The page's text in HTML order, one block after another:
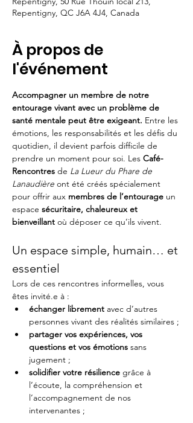
Repentigny, QC J6A 4J4, Canada
À propos de
l'événement
Accompagner un membre de notre
entourage vivant avec un problème de
santé mentale peut être exigeant. Entre les
émotions, les responsabilités et les défis du
quotidien, il devient parfois difficile de
prendre un moment pour soi. Les Café-
Rencontres de La Lueur du Phare de
Lanaudière ont été créés spécialement
pour offrir aux membres de l’entourage un
espace sécuritaire, chaleureux et
bienveillant où déposer ce qu’ils vivent.
Un espace simple, humain… et
essentiel
Lors de ces rencontres informelles, vous
êtes invité.e à :
échanger librement avec d’autres
personnes vivant des réalités similaires ;
partager vos expériences, vos
questions et vos émotions sans
jugement ;
solidifier votre résilience grâce à
l’écoute, la compréhension et
l’accompagnement de nos
intervenantes ;